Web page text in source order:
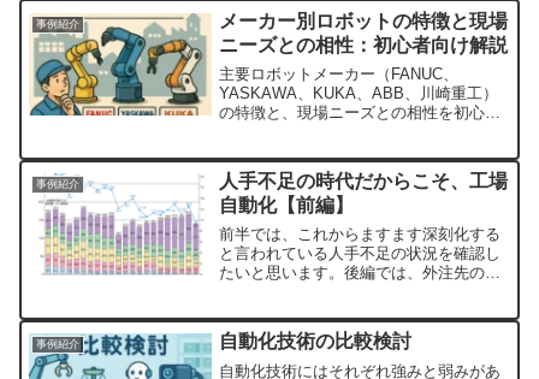
事例紹介
メーカー別ロボットの特徴と現場
ニーズとの相性：初心者向け解説
主要ロボットメーカー（FANUC、
YASKAWA、KUKA、ABB、川崎重工）
の特徴と、現場ニーズとの相性を初心者
事例紹介
人手不足の時代だからこそ、工場
自動化【前編】
前半では、これからますます深刻化する
と言われている人手不足の状況を確認し
たいと思います。後編では、外注先の選
製造業における人手不足の現状さまざま
な業界で人手不足の状態だ...
事例紹介 自動化技術の比較検討
自動化技術にはそれぞれ強みと弱みがあ